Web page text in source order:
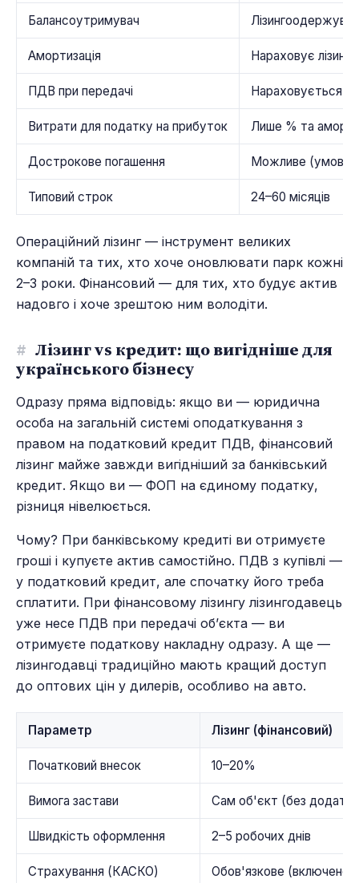
Балансоутримувач Лізингоодержувач
Амортизація Нараховує
ПДВ при передачі Нараховується
Витрати для податку на прибуток Лише % та
Дострокове погашення Можливе (умови в
Типовий строк 24–60 місяців
Операційний лізинг — інструмент великих
компаній та тих, хто хоче оновлювати парк кожні
2–3 роки. Фінансовий — для тих, хто будує актив
надовго і хоче зрештою ним володіти.
# Лізинг vs кредит: що вигідніше для
українського бізнесу
Одразу пряма відповідь: якщо ви — юридична
особа на загальній системі оподаткування з
правом на податковий кредит ПДВ, фінансовий
лізинг майже завжди вигідніший за банківський
кредит. Якщо ви — ФОП на єдиному податку,
різниця нівелюється.
Чому? При банківському кредиті ви отримуєте
гроші і купуєте актив самостійно. ПДВ з купівлі —
у податковий кредит, але спочатку його треба
сплатити. При фінансовому лізингу лізингодавець
уже несе ПДВ при передачі об’єкта — ви
отримуєте податкову накладну одразу. А ще —
лізингодавці традиційно мають кращий доступ
до оптових цін у дилерів, особливо на авто.
Параметр Лізинг (фінансовий)
Початковий внесок 10–20%
Вимога застави Сам об'єкт (без
Швидкість оформлення 2–5 робочих днів
Страхування (КАСКО) Обов'язкове (включено